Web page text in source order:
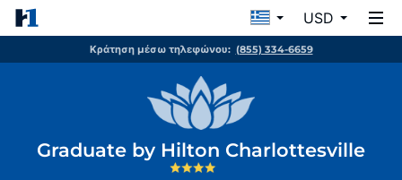
USD
Κράτηση μέσω τηλεφώνου: (855) 334-6659
Graduate by Hilton Charlottesville